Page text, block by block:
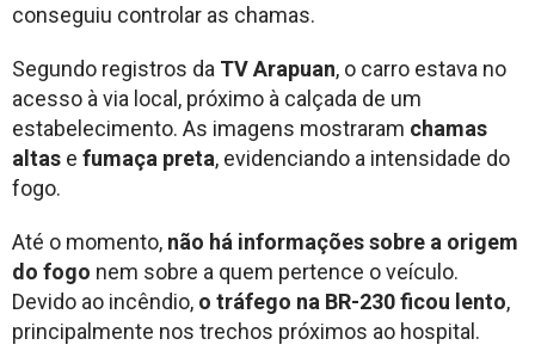
conseguiu controlar as chamas.
Segundo registros da TV Arapuan, o carro estava no
acesso à via local, próximo à calçada de um
estabelecimento. As imagens mostraram chamas
altas e fumaça preta, evidenciando a intensidade do
fogo.
Até o momento, não há informações sobre a origem
do fogo nem sobre a quem pertence o veículo.
Devido ao incêndio, o tráfego na BR-230 ficou lento,
principalmente nos trechos próximos ao hospital.